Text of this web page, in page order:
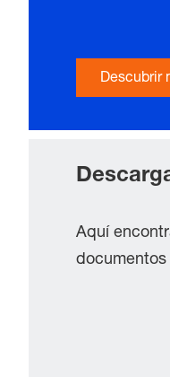
Descubrir
Aquí